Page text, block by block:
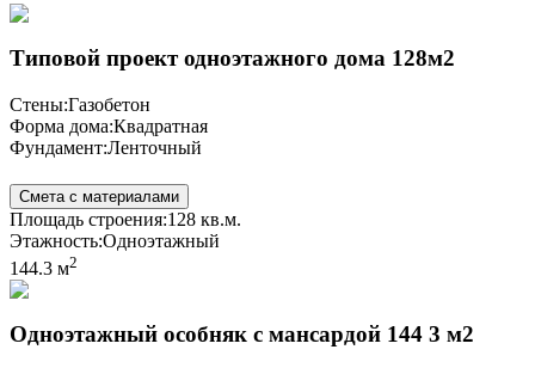
Типовой проект одноэтажного дома 128м2
Стены:Газобетон
Форма дома:Квадратная
Фундамент:Ленточный
Смета с материалами
Площадь строения:128 кв.м.
Этажность:Одноэтажный
144.3 м2
Одноэтажный особняк с мансардой 144 3 м2